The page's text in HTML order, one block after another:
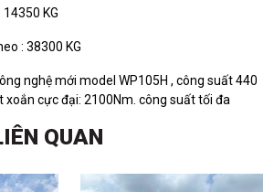
KG
: 38300 KG
nghệ mới model WP105H , công suất 440
xoắn cực đại: 2100Nm. công suất tối đa
QUAN